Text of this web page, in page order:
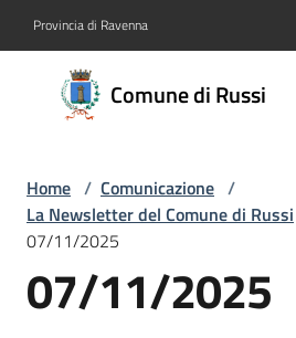
Provincia di Ravenna
Comune di Russi
Comune
di Russi
Amministrazione
Home / Comunicazione /
La Newsletter del Comune di Russi
07/11/2025
07/11/2025